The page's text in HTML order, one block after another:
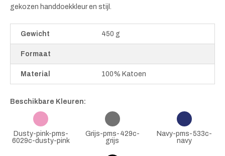
gekozen handdoekkleur en stijl.
Gewicht 450 g
Formaat
Material 100% Katoen
Beschikbare Kleuren:
Dusty-pink-pms-
6029c-dusty-pink
Grijs-pms-429c-
grijs
Navy-pms-533c-
navy